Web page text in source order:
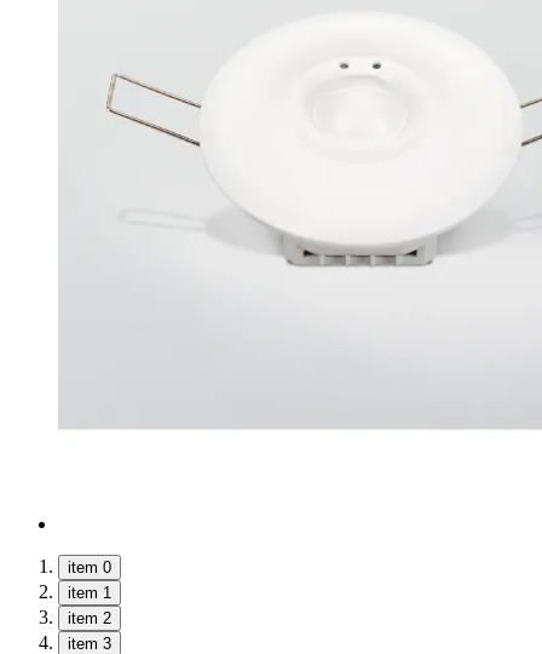
item 0
item 1
item 2
item 3